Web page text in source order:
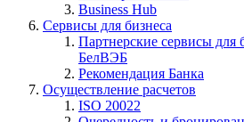
Business Hub
Сервисы для бизнеса
Партнерские сервисы для
БелВЭБ
Рекомендация Банка
Осуществление расчетов
ISO 20022